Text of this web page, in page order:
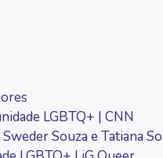
LGBTQ+ | CNN
Souza e Tatiana